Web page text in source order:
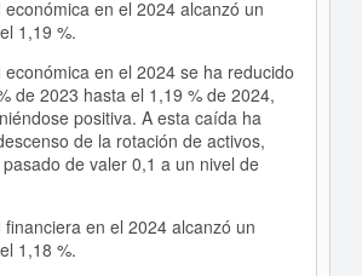
en el 2024 alcanzó un
1,19 %.
en el 2024 se ha reducido
de 2023 hasta el 1,19 % de 2024,
positiva. A esta caída ha
de la rotación de activos,
de valer 0,1 a un nivel de
en el 2024 alcanzó un
1,18 %.